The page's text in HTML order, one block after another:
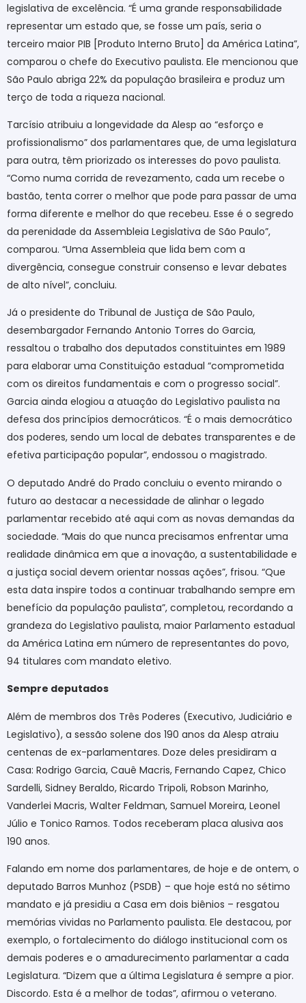
legislativa de excelência. “É uma grande responsabilidade
representar um estado que, se fosse um país, seria o
terceiro maior PIB [Produto Interno Bruto] da América Latina”,
comparou o chefe do Executivo paulista. Ele mencionou que
São Paulo abriga 22% da população brasileira e produz um
terço de toda a riqueza nacional.
Tarcísio atribuiu a longevidade da Alesp ao “esforço e
profissionalismo” dos parlamentares que, de uma legislatura
para outra, têm priorizado os interesses do povo paulista.
“Como numa corrida de revezamento, cada um recebe o
bastão, tenta correr o melhor que pode para passar de uma
forma diferente e melhor do que recebeu. Esse é o segredo
da perenidade da Assembleia Legislativa de São Paulo”,
comparou. “Uma Assembleia que lida bem com a
divergência, consegue construir consenso e levar debates
de alto nível”, concluiu.
Já o presidente do Tribunal de Justiça de São Paulo,
desembargador Fernando Antonio Torres do Garcia,
ressaltou o trabalho dos deputados constituintes em 1989
para elaborar uma Constituição estadual “comprometida
com os direitos fundamentais e com o progresso social”.
Garcia ainda elogiou a atuação do Legislativo paulista na
defesa dos princípios democráticos. “É o mais democrático
dos poderes, sendo um local de debates transparentes e de
efetiva participação popular”, endossou o magistrado.
O deputado André do Prado concluiu o evento mirando o
futuro ao destacar a necessidade de alinhar o legado
parlamentar recebido até aqui com as novas demandas da
sociedade. “Mais do que nunca precisamos enfrentar uma
realidade dinâmica em que a inovação, a sustentabilidade e
a justiça social devem orientar nossas ações”, frisou. “Que
esta data inspire todos a continuar trabalhando sempre em
benefício da população paulista”, completou, recordando a
grandeza do Legislativo paulista, maior Parlamento estadual
da América Latina em número de representantes do povo,
94 titulares com mandato eletivo.
Sempre deputados
Além de membros dos Três Poderes (Executivo, Judiciário e
Legislativo), a sessão solene dos 190 anos da Alesp atraiu
centenas de ex-parlamentares. Doze deles presidiram a
Casa: Rodrigo Garcia, Cauê Macris, Fernando Capez, Chico
Sardelli, Sidney Beraldo, Ricardo Tripoli, Robson Marinho,
Vanderlei Macris, Walter Feldman, Samuel Moreira, Leonel
Júlio e Tonico Ramos. Todos receberam placa alusiva aos
190 anos.
Falando em nome dos parlamentares, de hoje e de ontem, o
deputado Barros Munhoz (PSDB) – que hoje está no sétimo
mandato e já presidiu a Casa em dois biênios – resgatou
memórias vividas no Parlamento paulista. Ele destacou, por
exemplo, o fortalecimento do diálogo institucional com os
demais poderes e o amadurecimento parlamentar a cada
Legislatura. “Dizem que a última Legislatura é sempre a pior.
Discordo. Esta é a melhor de todas”, afirmou o veterano.